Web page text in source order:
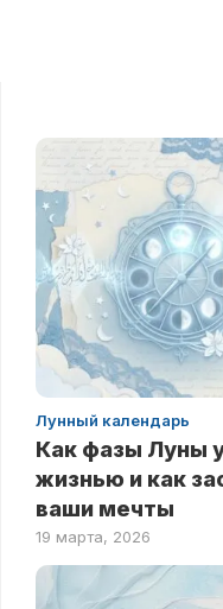
Лунный календарь
Как фазы Луны
жизнью и как
ваши мечты
19 марта, 2026